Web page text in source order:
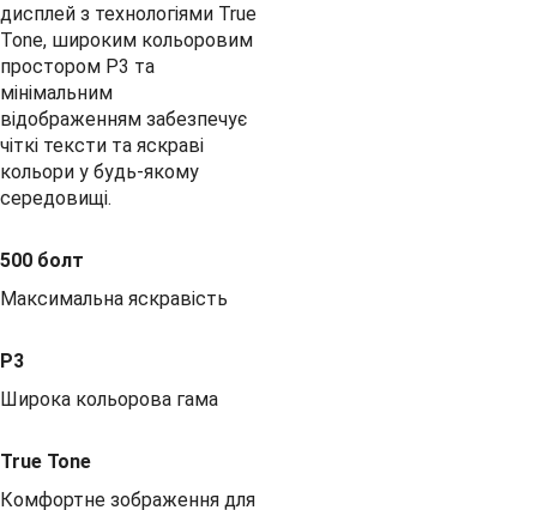
дисплей з технологіями True
Tone, широким кольоровим
простором P3 та
мінімальним
відображенням забезпечує
чіткі тексти та яскраві
кольори у будь-якому
середовищі.
500 болт
Максимальна яскравість
P3
Широка кольорова гама
True Tone
Комфортне зображення для